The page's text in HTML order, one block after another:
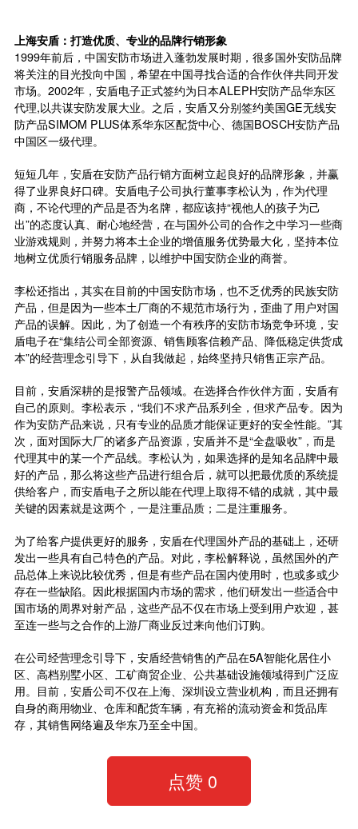
上海安盾：打造优质、专业的品牌行销形象
1999年前后，中国安防市场进入蓬勃发展时期，很多国外安防品牌
将关注的目光投向中国，希望在中国寻找合适的合作伙伴共同开发
市场。2002年，安盾电子正式签约为日本ALEPH安防产品华东区
代理,以共谋安防发展大业。之后，安盾又分别签约美国GE无线安
防产品SIMOM PLUS体系华东区配货中心、德国BOSCH安防产品
中国区一级代理。
短短几年，安盾在安防产品行销方面树立起良好的品牌形象，并赢
得了业界良好口碑。安盾电子公司执行董事李松认为，作为代理
商，不论代理的产品是否为名牌，都应该持“视他人的孩子为己
出”的态度认真、耐心地经营，在与国外公司的合作之中学习一些商
业游戏规则，并努力将本土企业的增值服务优势最大化，坚持本位
地树立优质行销服务品牌，以维护中国安防企业的商誉。
李松还指出，其实在目前的中国安防市场，也不乏优秀的民族安防
产品，但是因为一些本土厂商的不规范市场行为，歪曲了用户对国
产品的误解。因此，为了创造一个有秩序的安防市场竞争环境，安
盾电子在“集结公司全部资源、销售顾客信赖产品、降低稳定供货成
本”的经营理念引导下，从自我做起，始终坚持只销售正宗产品。
目前，安盾深耕的是报警产品领域。在选择合作伙伴方面，安盾有
自己的原则。李松表示，“我们不求产品系列全，但求产品专。因为
作为安防产品来说，只有专业的品质才能保证更好的安全性能。”其
次，面对国际大厂的诸多产品资源，安盾并不是“全盘吸收”，而是
代理其中的某一个产品线。李松认为，如果选择的是知名品牌中最
好的产品，那么将这些产品进行组合后，就可以把最优质的系统提
供给客户，而安盾电子之所以能在代理上取得不错的成就，其中最
关键的因素就是这两个，一是注重品质；二是注重服务。
为了给客户提供更好的服务，安盾在代理国外产品的基础上，还研
发出一些具有自己特色的产品。对此，李松解释说，虽然国外的产
品总体上来说比较优秀，但是有些产品在国内使用时，也或多或少
存在一些缺陷。因此根据国内市场的需求，他们研发出一些适合中
国市场的周界对射产品，这些产品不仅在市场上受到用户欢迎，甚
至连一些与之合作的上游厂商业反过来向他们订购。
在公司经营理念引导下，安盾经营销售的产品在5A智能化居住小
区、高档别墅小区、工矿商贸企业、公共基础设施领域得到广泛应
用。目前，安盾公司不仅在上海、深圳设立营业机构，而且还拥有
自身的商用物业、仓库和配货车辆，有充裕的流动资金和货品库
存，其销售网络遍及华东乃至全中国。
点赞 0